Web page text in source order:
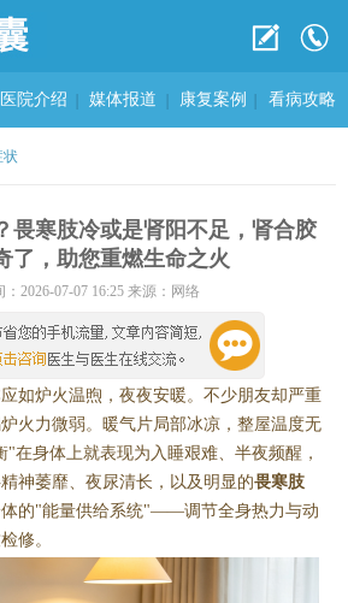
医院介绍 媒体报道 康复案例 看病攻略
状
畏寒肢冷或是肾阳不足，肾合胶
了，助您重燃生命之火
：2026-07-07 16:25 来源：网络
如炉火温煦，夜夜安暖。不少朋友却严重
火力微弱。暖气片局部冰凉，整屋温度无
在身体上就表现为入睡艰难、半夜频醒，
神萎靡、夜尿清长，以及明显的畏寒肢
体的"能量供给系统"——调节全身热力与动
修。